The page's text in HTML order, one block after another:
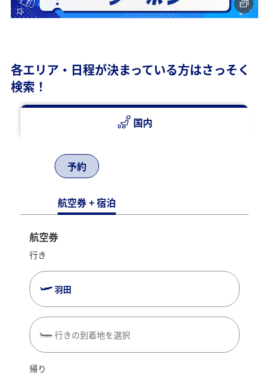
各エリア・日程が決まっている方はさっそく
検索！
国内
予約
航空券 + 宿泊
航空券
行き
羽田
行きの到着地を選択
帰り